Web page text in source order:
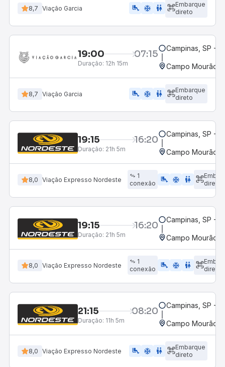
8,7 Viação Garcia airline_seat_legroom_extra ac_unit wc
Embarque
direto
19:00 07:15
Duração: 12h 15m
Campinas, SP -
Campo Mourão,
8,7 Viação Garcia airline_seat_legroom_extra ac_unit wc
Embarque
direto
19:15 16:20
Duração: 21h 5m
Campinas, SP -
Campo Mourão,
8,0 Viação Expresso Nordeste
1
conexão
airline_seat_legroom_extra ac_unit WC
direto
19:15 16:20
Duração: 21h 5m
Campinas, SP -
Campo Mourão,
8,0 Viação Expresso Nordeste
1
conexão
airline_seat_legroom_extra ac_unit WC
direto
21:15 08:20
Duração: 11h 5m
Campinas, SP -
Campo Mourão,
8,0 Viação Expresso Nordeste airline_seat_legroom_extra ac_unit WC
Embarque
direto